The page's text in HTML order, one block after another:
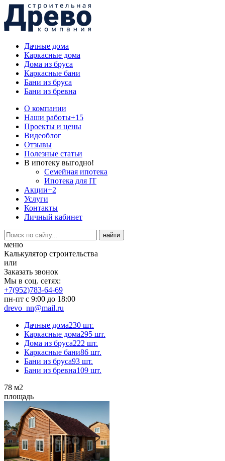
Дачные дома
Каркасные дома
Дома из бруса
Каркасные бани
Бани из бруса
Бани из бревна
О компании
Наши работы+15
Проекты и цены
Видеоблог
Отзывы
Полезные статьи
В ипотеку выгодно!
Семейная ипотека
Ипотека для IT
Акции+2
Услуги
Контакты
Личный кабинет
меню
Калькулятор строительства
или
Заказать звонок
Мы в соц. сетях:
+7(952)783-64-69
пн-пт с 9:00 до 18:00
drevo_nn@mail.ru
Дачные дома230 шт.
Каркасные дома295 шт.
Дома из бруса222 шт.
Каркасные бани86 шт.
Бани из бруса93 шт.
Бани из бревна109 шт.
78 м2
площадь